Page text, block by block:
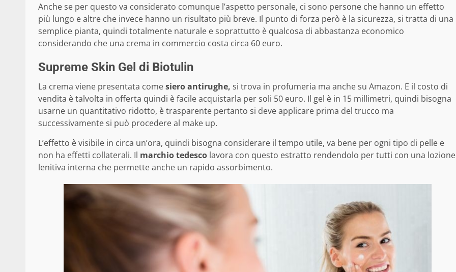
Anche se per questo va considerato comunque l’aspetto personale, ci sono persone che hanno un effetto
più lungo e altre che invece hanno un risultato più breve. Il punto di forza però è la sicurezza, si tratta di una
semplice pianta, quindi totalmente naturale e soprattutto è qualcosa di abbastanza economico
considerando che una crema in commercio costa circa 60 euro.
Supreme Skin Gel di Biotulin
La crema viene presentata comesiero antirughe, si trova in profumeria ma anche su Amazon. E il costo di
vendita è talvolta in offerta quindi è facile acquistarla per soli 50 euro. Il gel è in 15 millimetri, quindi bisogna
usarne un quantitativo ridotto, è trasparente pertanto si deve applicare prima del trucco ma
successivamente si può procedere al make up.
L’effetto è visibile in circa un’ora, quindi bisogna considerare il tempo utile, va bene per ogni tipo di pelle e
non ha effetti collaterali. Il marchio tedesco lavora con questo estratto rendendolo per tutti con una lozione
lenitiva interna che permette anche un rapido assorbimento.